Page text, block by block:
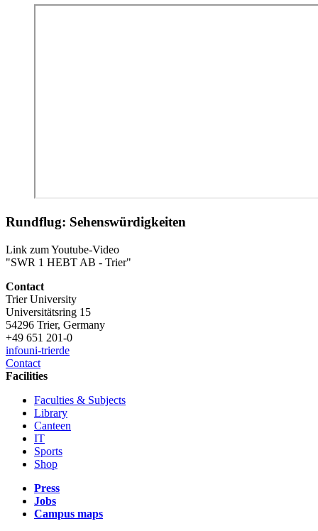
Rundflug: Sehenswürdigkeiten
Link zum Youtube-Video
"SWR 1 HEBT AB - Trier"
Contact
Trier University
Universitätsring 15
54296 Trier, Germany
+49 651 201-0
infouni-trierde
Contact
Facilities
Faculties & Subjects
Library
Canteen
IT
Sports
Shop
Press
Jobs
Campus maps